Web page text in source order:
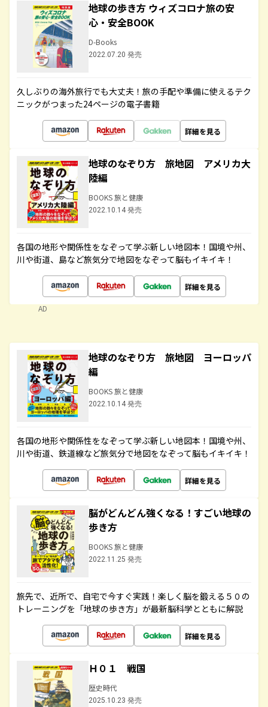
地球の歩き方 ウィズコロナ旅の安
心・安全BOOK
D-Books
2022.07.20 発売
久しぶりの海外旅行でも大丈夫！旅の手配や準備に使えるテク
ニックがつまった24ページの電子書籍
詳細を見る
地球のなぞり方 旅地図 アメリカ大
陸編
BOOKS 旅と健康
2022.10.14 発売
各国の地形や関係性をなぞって学ぶ新しい地図本！国境や州、
川や街道、島など旅気分で地図をなぞって脳もイキイキ！
詳細を見る
AD
地球のなぞり方 旅地図 ヨーロッパ
編
BOOKS 旅と健康
2022.10.14 発売
各国の地形や関係性をなぞって学ぶ新しい地図本！国境や州、
川や街道、鉄道線など旅気分で地図をなぞって脳もイキイキ！
詳細を見る
脳がどんどん強くなる！すごい地球の
歩き方
BOOKS 旅と健康
2022.11.25 発売
旅先で、近所で、自宅で今すぐ実践！楽しく脳を鍛える５０の
トレーニングを「地球の歩き方」が最新脳科学とともに解説
詳細を見る
Ｈ０１ 戦国
歴史時代
2025.10.23 発売